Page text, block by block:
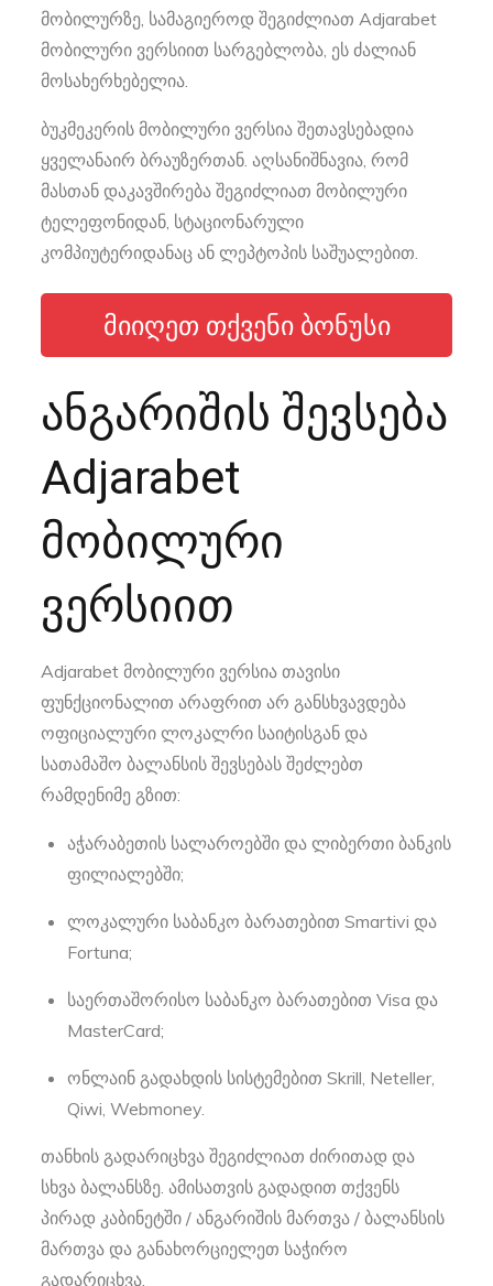
მობილურზე, სამაგიეროდ შეგიძლიათ Adjarabet
მობილური ვერსიით სარგებლობა, ეს ძალიან
მოსახერხებელია.
ბუკმეკერის მობილური ვერსია შეთავსებადია
ყველანაირ ბრაუზერთან. აღსანიშნავია, რომ
მასთან დაკავშირება შეგიძლიათ მობილური
ტელეფონიდან, სტაციონარული
კომპიუტერიდანაც ან ლეპტოპის საშუალებით.
ᲛᲘᲘᲦᲔᲗ ᲗᲥᲕᲔᲜᲘ ᲑᲝᲜᲣᲡᲘ
ანგარიშის შევსება
Adjarabet
მობილური
ვერსიით
Adjarabet მობილური ვერსია თავისი
ფუნქციონალით არაფრით არ განსხვავდება
ოფიციალური ლოკალრი საიტისგან და
სათამაშო ბალანსის შევსებას შეძლებთ
რამდენიმე გზით:
აჭარაბეთის სალაროებში და ლიბერთი ბანკის
ფილიალებში;
ლოკალური საბანკო ბარათებით Smartivi და
Fortuna;
საერთაშორისო საბანკო ბარათებით Visa და
MasterCard;
ონლაინ გადახდის სისტემებით Skrill, Neteller,
Qiwi, Webmoney.
თანხის გადარიცხვა შეგიძლიათ ძირითად და
სხვა ბალანსზე. ამისათვის გადადით თქვენს
პირად კაბინეტში / ანგარიშის მართვა / ბალანსის
მართვა და განახორციელეთ საჭირო
გადარიცხვა.